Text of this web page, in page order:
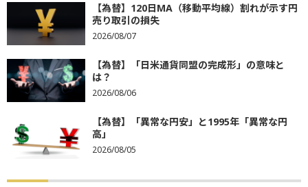
【為替】120日MA（移動平均線）割れが示す円
売り取引の損失
2026/08/07
【為替】「日米通貨同盟の完成形」の意味と
は？
2026/08/06
【為替】「異常な円安」と1995年「異常な円
高」
2026/08/05